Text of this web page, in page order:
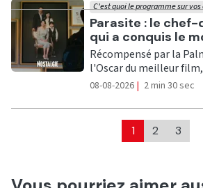
Ecouter
Parasite : le
qui a conquis le
C'est quoi le programme sur vos
Récompensé par la
l'Oscar du meilleur film,
08-08-2026 | 2 min 30 sec
1 2 3